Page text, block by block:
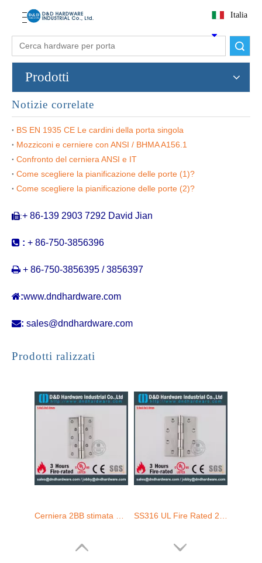
Italia
Prodotti
Notizie correlate
BS EN 1935 CE Le cardini della porta singola
Mozziconi e cerniere con ANSI / BHMA A156.1
Confronto del cerniera ANSI e IT
Come scegliere la pianificazione delle porte (1)?
Come scegliere la pianificazione delle porte (2)?
:+ 86-139 2903 7292 David Jian
 : + 86-750-3856396
 + 86-750-3856395 / 3856397
:www.dndhardware.com
: sales@dndhardware.com
Prodotti ralizzati